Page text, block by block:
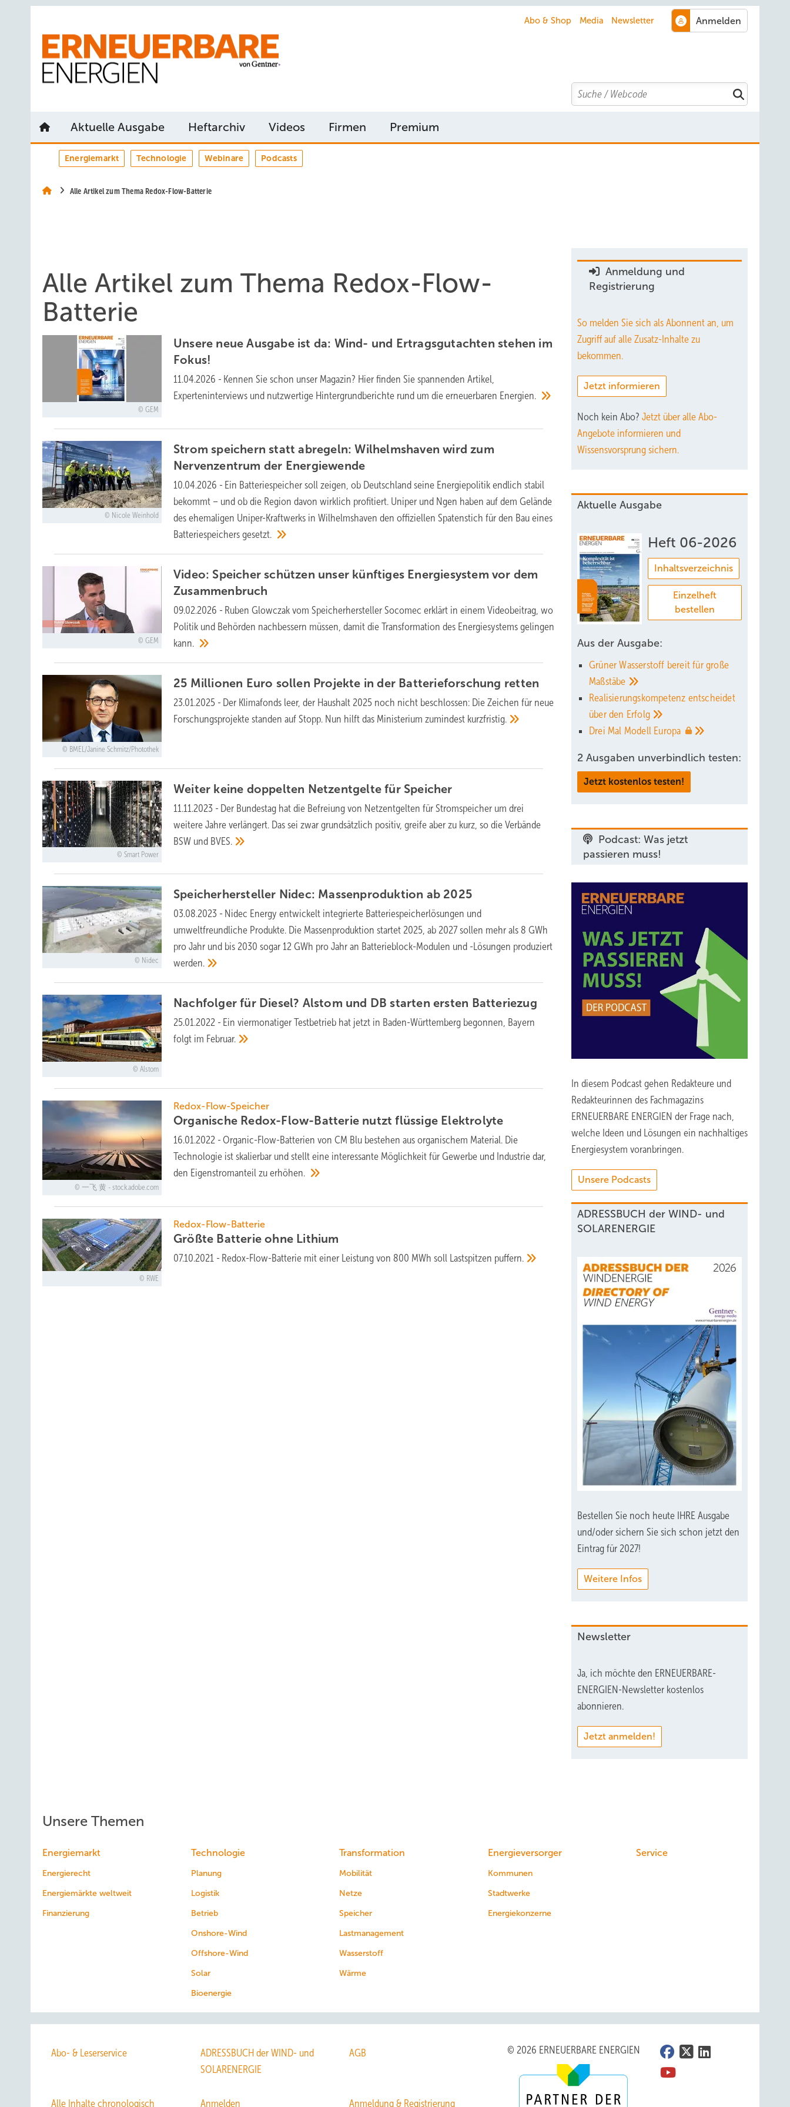
Abo & Shop Media Newsletter
Search
Aktuelle Ausgabe Heftarchiv Videos Firmen Premium
Energiemarkt Technologie Webinare Podcasts
Alle Artikel zum Thema Redox-Flow-Batterie
Alle Artikel zum Thema Redox-Flow-
Batterie
GEM
Unsere neue Ausgabe ist da: Wind- und Ertragsgutachten stehen im
Fokus!
11.04.2026 - Kennen Sie schon unser Magazin? Hier finden Sie spannenden Artikel,
Experteninterviews und nutzwertige Hintergrundberichte rund um die erneuerbaren Energien.
Nicole Weinhold
Strom speichern statt abregeln: Wilhelmshaven wird zum
Nervenzentrum der Energiewende
10.04.2026 - Ein Batteriespeicher soll zeigen, ob Deutschland seine Energiepolitik endlich stabil
bekommt – und ob die Region davon wirklich profitiert. Uniper und Ngen haben auf dem Gelände
des ehemaligen Uniper-Kraftwerks in Wilhelmshaven den offiziellen Spatenstich für den Bau eines
Batteriespeichersgesetzt.
GEM
Video: Speicher schützen unser künftiges Energiesystem vor dem
Zusammenbruch
09.02.2026 - Ruben Glowczak vom Speicherhersteller Socomec erklärt in einem Videobeitrag, wo
Politik und Behörden nachbessern müssen, damit die Transformation des Energiesystems gelingen
kann.
BMEL/Janine Schmitz/Photothek
25 Millionen Euro sollen Projekte in der Batterieforschung retten
23.01.2025 - Der Klimafonds leer, der Haushalt 2025 noch nicht beschlossen: Die Zeichen für neue
Forschungsprojekte standen auf Stopp. Nun hilft das Ministerium zumindest kurzfristig.
Smart Power
Weiter keine doppelten Netzentgelte für Speicher
11.11.2023 - Der Bundestag hat die Befreiung von Netzentgelten für Stromspeicher um drei
weitere Jahre verlängert. Das sei zwar grundsätzlich positiv, greife aber zu kurz, so die Verbände
BSW und BVES.
Nidec
Speicherhersteller Nidec: Massenproduktion ab 2025
03.08.2023 - Nidec Energy entwickelt integrierte Batteriespeicherlösungen und
umweltfreundliche Produkte. Die Massenproduktion startet 2025, ab 2027 sollen mehr als 8 GWh
pro Jahr und bis 2030 sogar 12 GWh pro Jahr an Batterieblock-Modulen und -Lösungen produziert
werden.
Alstom
Nachfolger für Diesel? Alstom und DB starten ersten Batteriezug
25.01.2022 - Ein viermonatiger Testbetrieb hat jetzt in Baden-Württemberg begonnen, Bayern
folgt im Februar.
一飞 黄 - stock.adobe.com
Redox-Flow-Speicher
Organische Redox-Flow-Batterie nutzt flüssige Elektrolyte
16.01.2022 - Organic-Flow-Batterien von CM Blu bestehen aus organischem Material. Die
Technologie ist skalierbar und stellt eine interessante Möglichkeit für Gewerbe und Industrie dar,
den Eigenstromanteil zuerhöhen.
RWE
Redox-Flow-Batterie
Größte Batterie ohne Lithium
07.10.2021 - Redox-Flow-Batterie mit einer Leistung von 800 MWh soll Lastspitzen puffern.
Anmeldung und
Registrierung
So melden Sie sich als Abonnent an, um
Zugriff auf alle Zusatz-Inhalte zu
bekommen.
Jetzt informieren
Noch kein Abo? Jetzt über alle Abo-
Angebote informieren und
Wissensvorsprung sichern.
Aktuelle Ausgabe
Heft 06-2026
Inhaltsverzeichnis
Einzelheft
bestellen
Aus der Ausgabe:
Grüner Wasserstoff bereit für große
Maßstäbe
Realisierungskompetenz entscheidet
über den Erfolg
Drei Mal Modell Europa
2 Ausgaben unverbindlich testen:
Jetzt kostenlos testen!
Podcast: Was jetzt
passieren muss!
In diesem Podcast gehen Redakteure und
Redakteurinnen des Fachmagazins
ERNEUERBARE ENERGIEN der Frage nach,
welche Ideen und Lösungen ein nachhaltiges
Energiesystem voranbringen.
Unsere Podcasts
ADRESSBUCH der WIND- und
SOLARENERGIE
Bestellen Sie noch heute IHRE Ausgabe
und/oder sichern Sie sich schon jetzt den
Eintrag für 2027!
Weitere Infos
Newsletter
Ja, ich möchte den ERNEUERBARE-
ENERGIEN-Newsletter kostenlos
abonnieren.
Jetzt anmelden!
Unsere Themen
Energiemarkt
Energierecht
Energiemärkte weltweit
Finanzierung
Technologie
Planung
Logistik
Betrieb
Onshore-Wind
Offshore-Wind
Solar
Bioenergie
Transformation
Mobilität
Netze
Speicher
Lastmanagement
Wasserstoff
Wärme
Energieversorger
Kommunen
Stadtwerke
Energiekonzerne
Service
Abo- & Leserservice
ADRESSBUCH der WIND- und
SOLARENERGIE
AGB
Alle Inhalte chronologisch Anmelden Anmeldung & Registrierung
© 2026 ERNEUERBARE ENERGIEN